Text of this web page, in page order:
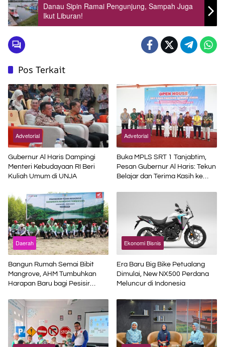
Danau Sipin Ramai Pengunjung, Sampah Juga
Ikut Liburan!
Pos Terkait
Advetorial
Gubernur Al Haris Dampingi
Menteri Kebudayaan RI Beri
Kuliah Umum di UNJA
Advetorial
Buka MPLS SRT 1 Tanjabtim,
Pesan Gubernur Al Haris: Tekun
Belajar dan Terima Kasih ke
Daerah
Bangun Rumah Semai Bibit
Mangrove, AHM Tumbuhkan
Harapan Baru bagi Pesisir
Ekonomi Bisnis
Era Baru Big Bike Petualang
Dimulai, New NX500 Perdana
Meluncur di Indonesia